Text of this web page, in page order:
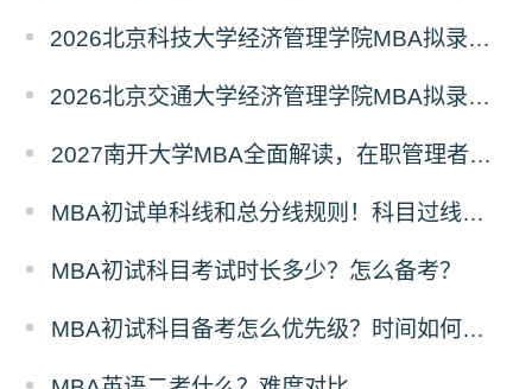
2026北京科技大学经济管理学院MBA拟录取分析解读
2026北京交通大学经济管理学院MBA拟录取分析解读
2027南开大学MBA全面解读，在职管理者择校优选
MBA初试单科线和总分线规则！科目过线标准
MBA初试科目考试时长多少？怎么备考？
MBA初试科目备考怎么优先级？时间如何分配？